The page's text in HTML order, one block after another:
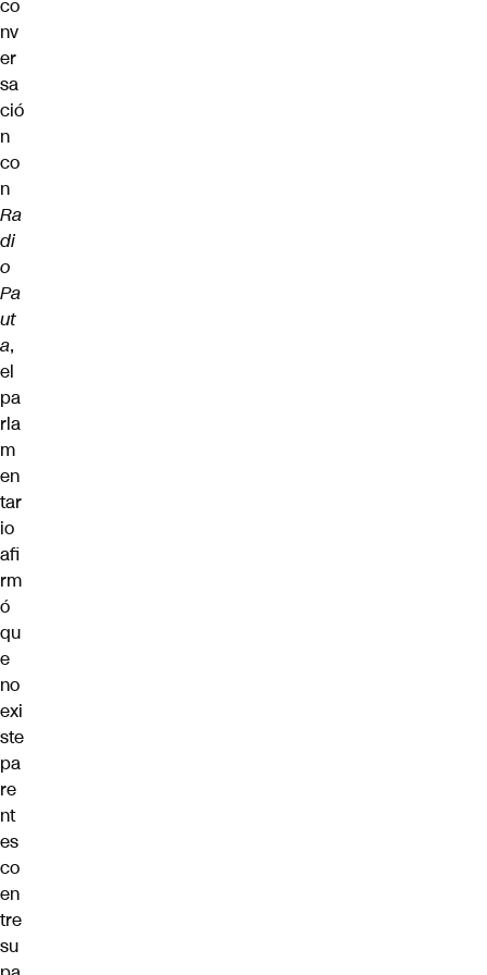
co
nv
er
sa
ció
n
co
n
Ra
di
o
Pa
ut
a,
el
pa
rla
m
en
tar
io
afi
rm
ó
qu
e
no
exi
ste
pa
re
nt
es
co
en
tre
su